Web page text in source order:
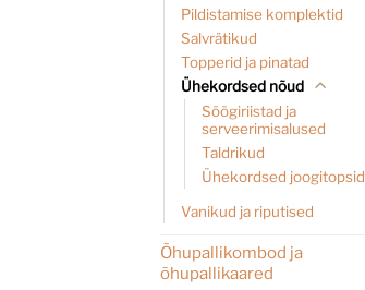
Pildistamise komplektid
Salvrätikud
Topperid ja pinatad
Ühekordsed nõud
Söögiriistad ja
serveerimisalused
Taldrikud
Ühekordsed joogitopsid
Vanikud ja riputised
Õhupallikombod ja
õhupallikaared